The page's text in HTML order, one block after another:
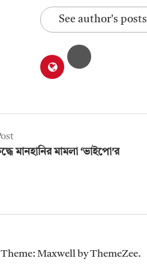
See author's posts
মানহানির মামলা ‘ভাইপো’র
Maxwell by ThemeZee.